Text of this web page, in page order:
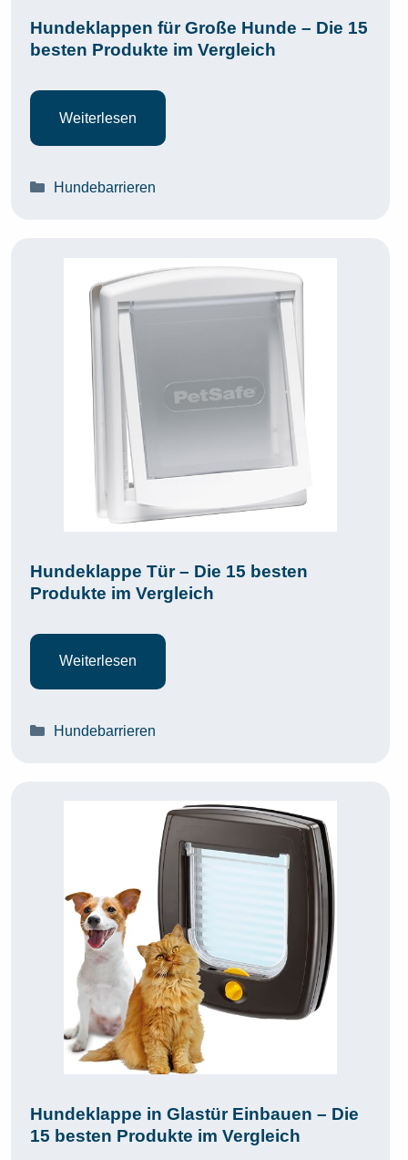
Hundeklappen für Große Hunde – Die 15
besten Produkte im Vergleich
Weiterlesen
Kategorien
Hundebarrieren
Hundeklappe Tür – Die 15 besten
Produkte im Vergleich
Weiterlesen
Kategorien
Hundebarrieren
Hundeklappe in Glastür Einbauen – Die
15 besten Produkte im Vergleich